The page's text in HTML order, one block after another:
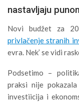
nastavljaju
Novi budžet za
privlačenje stranih
evra. Nek’ se vidi
Podsetimo –
praksi nije
investiicija i